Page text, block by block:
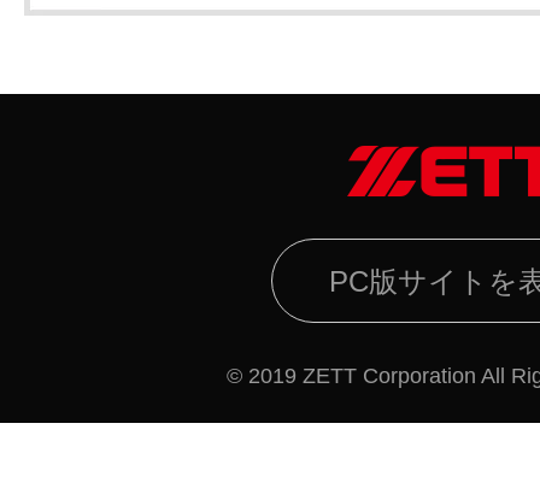
PC版サイトを
© 2019 ZETT Corporation All